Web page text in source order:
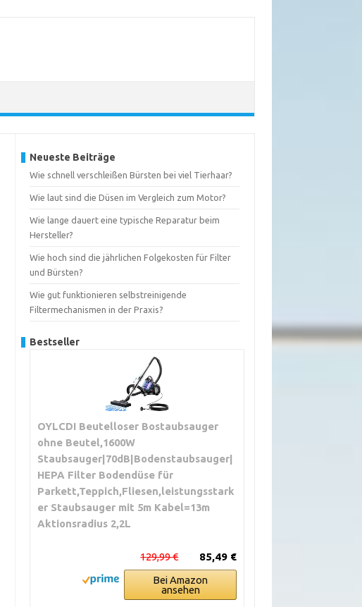
Neueste Beiträge
Wie schnell verschleißen Bürsten bei viel Tierhaar?
Wie laut sind die Düsen im Vergleich zum Motor?
Wie lange dauert eine typische Reparatur beim
Hersteller?
Wie hoch sind die jährlichen Folgekosten für Filter
und Bürsten?
Wie gut funktionieren selbstreinigende
Filtermechanismen in der Praxis?
Bestseller
OYLCDI Beutelloser Bostaubsauger
ohne Beutel,1600W
Staubsauger|70dB|Bodenstaubsauger|
HEPA Filter Bodendüse für
Parkett,Teppich,Fliesen,leistungsstark
er Staubsauger mit 5m Kabel=13m
Aktionsradius 2,2L
85,49 €
129,99 €
Bei Amazon
ansehen